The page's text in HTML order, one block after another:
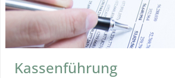
Kassenführung